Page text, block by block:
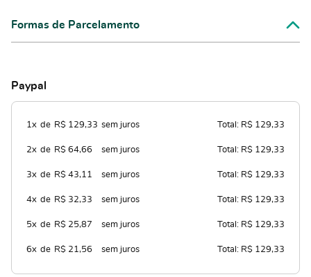
Formas de Parcelamento
Paypal
1x de R$ 129,33 sem juros Total: R$ 129,33
2x de R$ 64,66 sem juros Total: R$ 129,33
3x de R$ 43,11 sem juros Total: R$ 129,33
4x de R$ 32,33 sem juros Total: R$ 129,33
5x de R$ 25,87 sem juros Total: R$ 129,33
6x de R$ 21,56 sem juros Total: R$ 129,33